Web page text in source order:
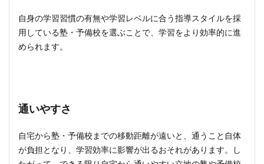
自身の学習習慣の有無や学習レベルに合う指導スタイルを採
用している塾・予備校を選ぶことで、学習をより効率的に進
められます。
通いやすさ
自宅から塾・予備校までの移動距離が遠いと、通うこと自体
が負担となり、学習効率に影響が出るおそれがあります。し